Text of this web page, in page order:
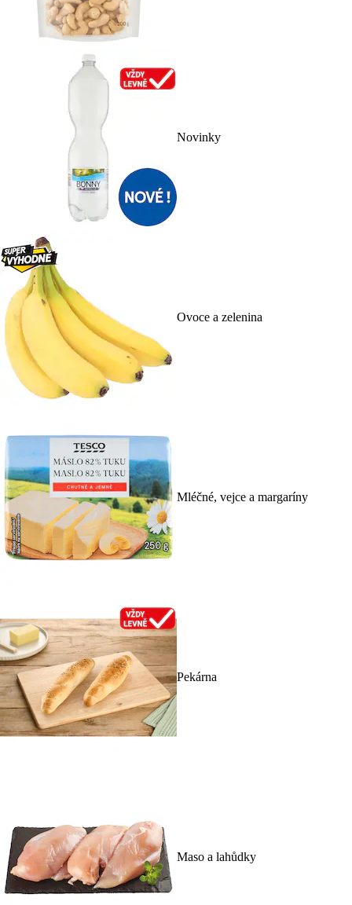
Novinky
Ovoce a zelenina
Mléčné, vejce a margaríny
Pekárna
Maso a lahůdky